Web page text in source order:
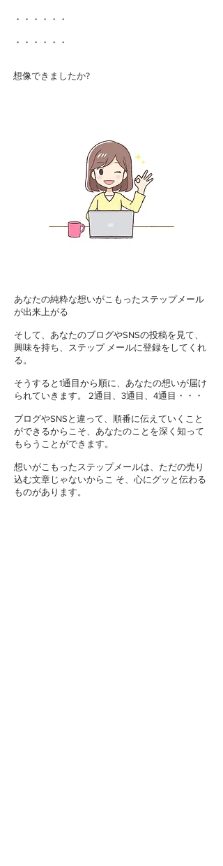
・・・・・・
・・・・・・
想像できましたか?
あなたの純粋な想いがこもったステップメール
が出来上がる
そして、あなたのブログやSNSの投稿を見て、
興味を持ち、ステップ メールに登録をしてくれ
る。
そうすると1通目から順に、あなたの想いが届け
られていきます。 2通目、3通目、4通目・・・
ブログやSNSと違って、順番に伝えていくこと
ができるからこそ、あなたのことを深く知って
もらうことができます。
想いがこもったステップメールは、ただの売り
込む文章じゃないからこ そ、心にグッと伝わる
ものがあります。